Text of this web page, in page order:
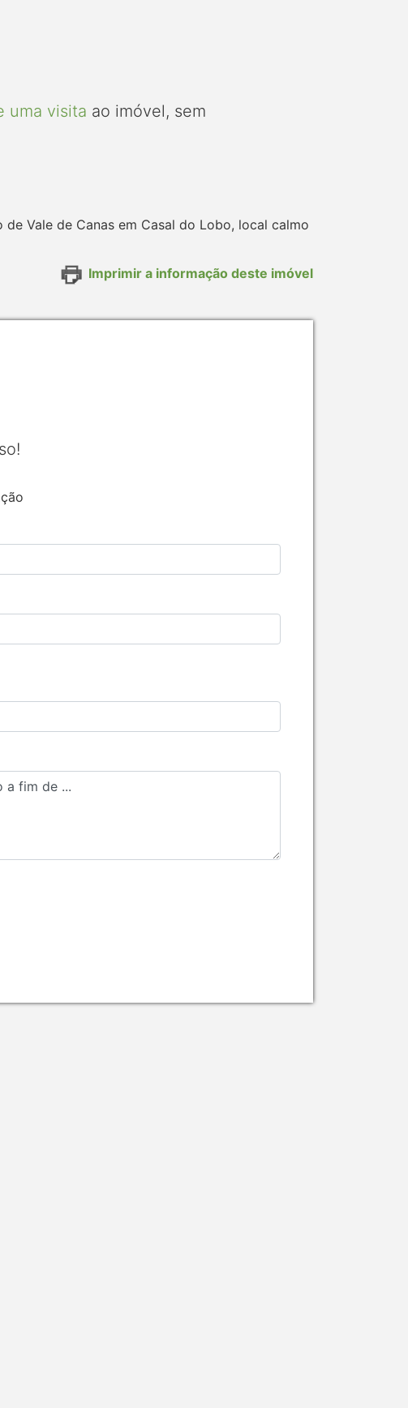
uma visita ao imóvel, sem
Vale de Canas em Casal do Lobo, local calmo
Imprimir a informação deste imóvel